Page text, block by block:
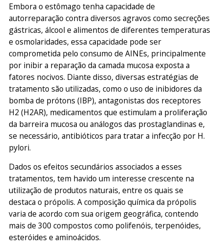
Embora o estômago tenha capacidade de
autorreparação contra diversos agravos como secreções
gástricas, álcool e alimentos de diferentes temperaturas
e osmolaridades, essa capacidade pode ser
comprometida pelo consumo de AINEs, principalmente
por inibir a reparação da camada mucosa exposta a
fatores nocivos. Diante disso, diversas estratégias de
tratamento são utilizadas, como o uso de inibidores da
bomba de prótons (IBP), antagonistas dos receptores
H2 (H2AR), medicamentos que estimulam a proliferação
da barreira mucosa ou análogos das prostaglandinas e,
se necessário, antibióticos para tratar a infecção por H.
pylori.
Dados os efeitos secundários associados a esses
tratamentos, tem havido um interesse crescente na
utilização de produtos naturais, entre os quais se
destaca o própolis. A composição química da própolis
varia de acordo com sua origem geográfica, contendo
mais de 300 compostos como polifenóis, terpenóides,
esteróides e aminoácidos.